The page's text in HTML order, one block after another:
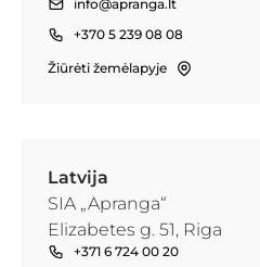
info@apranga.lt
+370 5 239 08 08
Žiūrėti žemėlapyje
Latvija
SIA „Apranga“
Elizabetes g. 51, Riga
+371 6 724 00 20